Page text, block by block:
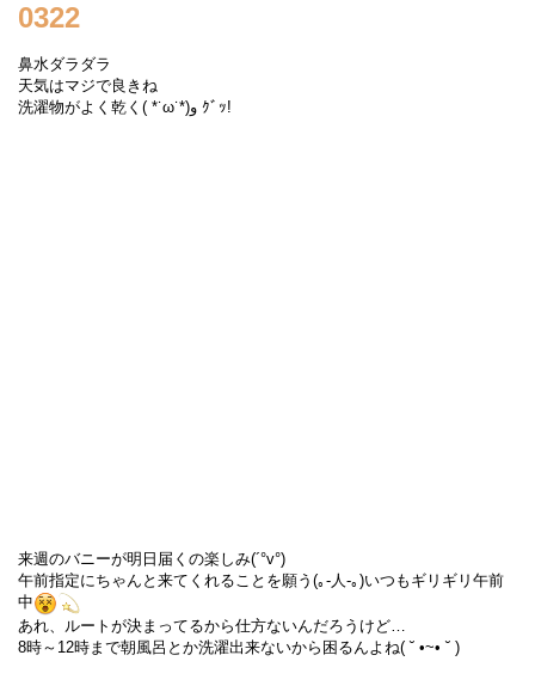
0322
鼻水ダラダラ
天気はマジで良きね
洗濯物がよく乾く( *˙ω˙*)و ｸﾞｯ!
来週のバニーが明日届くの楽しみ(´°v°)
午前指定にちゃんと来てくれることを願う(｡-人-｡)いつもギリギリ午前
中
あれ、ルートが決まってるから仕方ないんだろうけど…
8時～12時まで朝風呂とか洗濯出来ないから困るんよね( ˘ •~• ˘ )